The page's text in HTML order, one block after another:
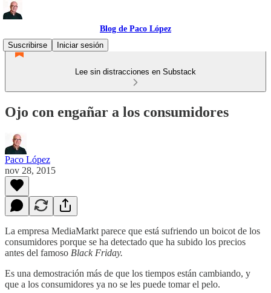
Blog de Paco López
Suscribirse
Iniciar sesión
Lee sin distracciones en Substack
Ojo con engañar a los consumidores
Paco López
nov 28, 2015
La empresa MediaMarkt parece que está sufriendo un boicot de los
consumidores porque se ha detectado que ha subido los precios
antes del famoso Black Friday.
Es una demostración más de que los tiempos están cambiando, y
que a los consumidores ya no se les puede tomar el pelo.